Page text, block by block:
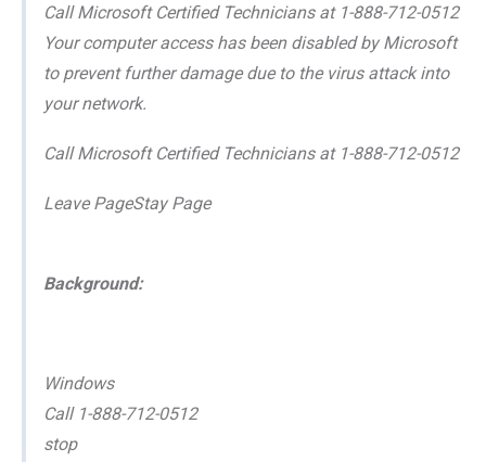
Call Microsoft Certified Technicians at 1-888-712-0512
Your computer access has been disabled by Microsoft
to prevent further damage due to the virus attack into
your network.
Call Microsoft Certified Technicians at 1-888-712-0512
Leave PageStay Page
Background:
Windows
Call 1-888-712-0512
stop